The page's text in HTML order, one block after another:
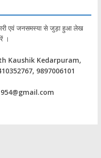
एवं जनसमस्या से जुड़ा हुआ लेख
।
Kaushik Kedarpuram,
9897006101